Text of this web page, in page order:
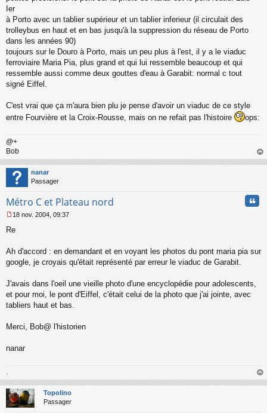
g
e
n
o
n
u
Ier
à Porto avec un tablier supérieur et un tablier inferieur (il circulait des
trolleybus en haut et en bas jusqu'à la suppression du réseau de Porto
dans les années 90)
toujours sur le Douro à Porto, mais un peu plus à l'est, il y a le viaduc
ferroviaire Maria Pia, plus grand et qui lui ressemble beaucoup et qui
ressemble aussi comme deux gouttes d'eau à Garabit: normal c tout
signé Eiffel.
C'est vrai que ça m'aura bien plu je pense d'avoir un viaduc de ce style
entre Fourvière et la Croix-Rousse, mais on ne refait pas l'histoire
ops:
@+
Bob
au
nanar
Passager
Métro C et Plateau nord
e
g
n
o
n
18 nov. 2004, 09:37
Re
Ah d'accord : en demandant et en voyant les photos du pont maria pia sur
google, je croyais qu'était représenté par erreur le viaduc de Garabit.
J'avais dans l'oeil une vieille photo d'une encyclopédie pour adolescents,
et pour moi, le pont d'Eiffel, c'était celui de la photo que j'ai jointe, avec
tabliers haut et bas.
Merci, Bob@ l'historien
nanar
.
au
Topolino
Passager